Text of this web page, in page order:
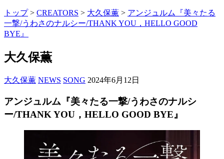
トップ> CREATORS > 大久保薫 > アンジュルム『美々たる
一撃/うわさのナルシー/THANK YOU，HELLO GOOD
BYE』
大久保薫
大久保薫 NEWS SONG 2024年6月12日
アンジュルム『美々たる一撃/うわさのナルシ
ー/THANK YOU，HELLO GOOD BYE』